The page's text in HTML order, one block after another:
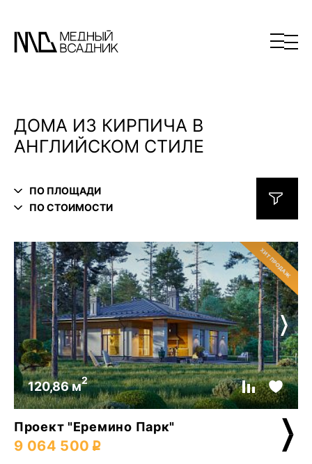
ДОМА ИЗ КИРПИЧА В
АНГЛИЙСКОМ СТИЛЕ
ПО ПЛОЩАДИ
ПО СТОИМОСТИ
120,86 м2
Проект "Еремино Парк"
9 064 500